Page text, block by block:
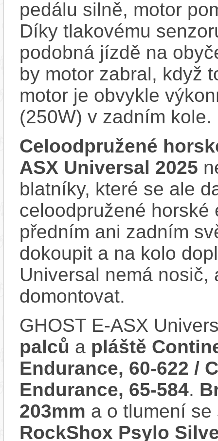
pedálu silně, motor
Díky tlakovému
podobná jízdě na
by motor zabral, když
motor je obvykle
(250W) v zadním kole.
Celoodpružené
ASX Universal 2025
blatníky, které se ale
celoodpružené
předním ani zadním
dokoupit a na kolo
Universal nemá nosič,
domontovat.
GHOST E-ASX
palců a pláště
Endurance, 60-622 /
Endurance, 65-584.
203mm a o tlumení
RockShox Psylo